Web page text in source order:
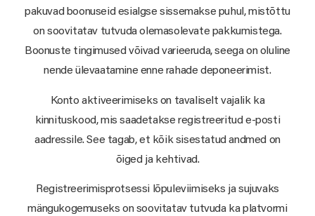
pakuvad boonuseid esialgse sissemakse puhul, mistõttu
on soovitatav tutvuda olemasolevate pakkumistega.
Boonuste tingimused võivad varieeruda, seega on oluline
nende ülevaatamine enne rahade deponeerimist.
Konto aktiveerimiseks on tavaliselt vajalik ka
kinnituskood, mis saadetakse registreeritud e-posti
aadressile. See tagab, et kõik sisestatud andmed on
õiged ja kehtivad.
Registreerimisprotsessi lõpuleviimiseks ja sujuvaks
mängukogemuseks on soovitatav tutvuda ka platvormi